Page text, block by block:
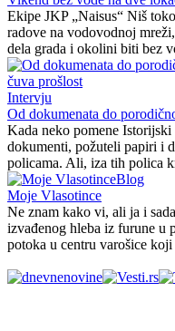
Ekipe JKP „Naisus“ Niš
radove na vodovodnoj
dela grada i okolini biti bez
Intervju
Od dokumenata do
Kada neko pomene
dokumenti, požuteli papiri i
policama. Ali, iza tih polica
Blog
Moje Vlasotince
Ne znam kako vi, ali ja i
izvađenog hleba iz furune u
potoka u centru varošice